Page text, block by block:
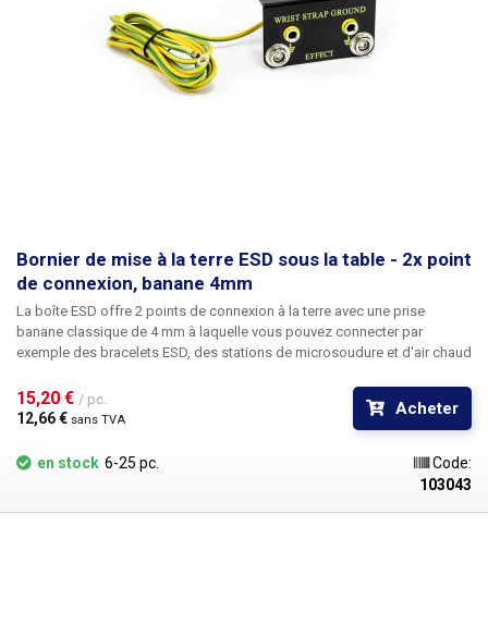
Bornier de mise à la terre ESD sous la table - 2x point
de connexion, banane 4mm
La boîte ESD offre 2 points de connexion à la terre avec une prise
banane classique de 4 mm à laquelle vous pouvez connecter par
exemple des bracelets ESD, des stations de microsoudure et d'air chaud
nécessitant une mise à la terre. La boîte elle-même est constituée d'un
profilé métallique en forme de L, l'arrière des connecteurs est recouvert.
La sortie est un fil de terre de 140 cm de long terminé par un œillet plat.
Une résistance de 1MΩ est également incluse, qui doit être précâblée
lors du raccordement du boîtier ESD au conducteur PE du réseau. En cas
pas nécessaire car elle est généralement déjà incluse dans la prise ESD.
15,20 € / pc.
12,66 € sans TVA
Acheter
en stock 6-25 pc.
Code:
103043